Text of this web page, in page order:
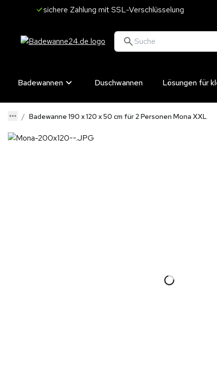
sichere Zahlung mit SSL-Verschlüsselung
Badewannen Duschwannen Lösungen für
Badewanne 190 x 120 x 50 cm für 2 Personen Mona XXL